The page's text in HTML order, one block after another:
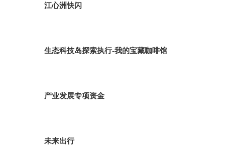
江心洲快闪
生态科技岛探索执行-我的宝藏咖啡馆
产业发展专项资金
未来出行